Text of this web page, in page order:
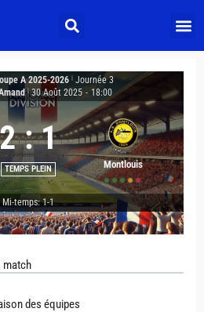
A 2025-2026
Journée 3
| 30 Août 2025 - 18:00
2 : 1
TEMPS PLEIN Montlouis
Mi-temps: 1-1
match
des équipes